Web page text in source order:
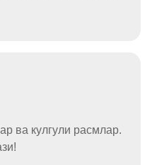
ва кулгули расмлар.